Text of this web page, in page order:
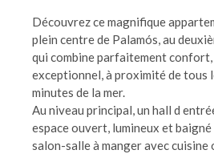
Découvrez ce magnifique
plein centre de Palamós, au
qui combine parfaitement
exceptionnel, à proximité de tous
minutes de la mer.
Au niveau principal, un hall d
espace ouvert, lumineux et
salon-salle à manger avec cuisine